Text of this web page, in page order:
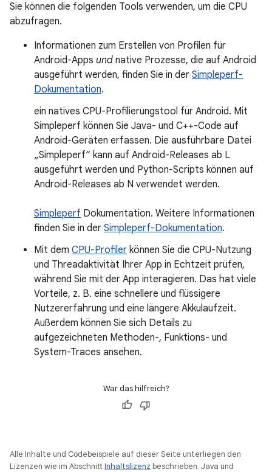
Sie können die folgenden Tools verwenden, um die CPU
abzufragen.
Informationen zum Erstellen von Profilen für
Android-Apps und native Prozesse, die auf Android
ausgeführt werden, finden Sie in der Simpleperf-
Dokumentation.
ein natives CPU-Profilierungstool für Android. Mit
Simpleperf können Sie Java- und C++-Code auf
Android-Geräten erfassen. Die ausführbare Datei
„Simpleperf“ kann auf Android-Releases ab L
ausgeführt werden und Python-Scripts können auf
Android-Releases ab N verwendet werden.
Simpleperf Dokumentation. Weitere Informationen
finden Sie in der Simpleperf-Dokumentation.
Mit dem CPU-Profiler können Sie die CPU-Nutzung
und Threadaktivität Ihrer App in Echtzeit prüfen,
während Sie mit der App interagieren. Das hat viele
Vorteile, z. B. eine schnellere und flüssigere
Nutzererfahrung und eine längere Akkulaufzeit.
Außerdem können Sie sich Details zu
aufgezeichneten Methoden-, Funktions- und
System-Traces ansehen.
War das hilfreich?
Alle Inhalte und Codebeispiele auf dieser Seite unterliegen den
Lizenzen wie im AbschnittInhaltslizenz beschrieben. Java und